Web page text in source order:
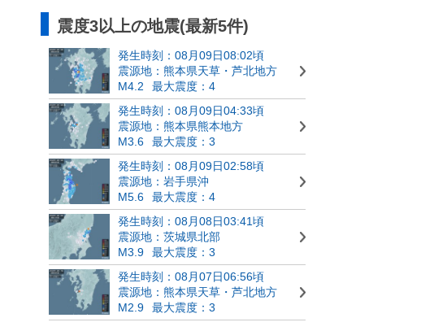
震度3以上の地震(最新5件)
発生時刻：08月09日08:02頃
震源地：熊本県天草・芦北地方
M4.2
最大震度：4
発生時刻：08月09日04:33頃
震源地：熊本県熊本地方
M3.6
最大震度：3
発生時刻：08月09日02:58頃
震源地：岩手県沖
M5.6
最大震度：4
発生時刻：08月08日03:41頃
震源地：茨城県北部
M3.9
最大震度：3
発生時刻：08月07日06:56頃
震源地：熊本県天草・芦北地方
M2.9
最大震度：3